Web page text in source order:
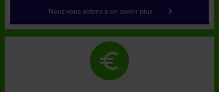
Nous vous aidons à en savoir plus keyboard_arrow_right
euro